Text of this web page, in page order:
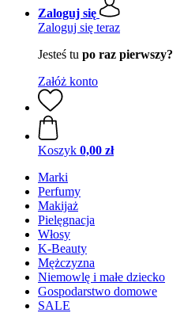
Zaloguj się
Zaloguj się teraz
Jesteś tu po raz pierwszy?
Załóż konto
Koszyk 0,00 zł
Marki
Perfumy
Makijaż
Pielęgnacja
Włosy
K-Beauty
Mężczyzna
Niemowlę i małe dziecko
Gospodarstwo domowe
SALE